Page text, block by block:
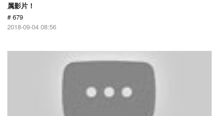
属影片！
# 679
2018-09-04 08:56